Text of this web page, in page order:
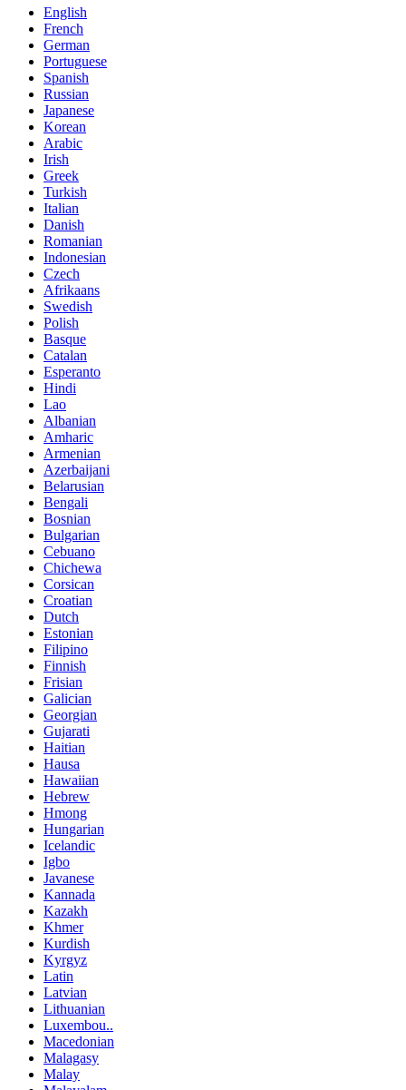
English
French
German
Portuguese
Spanish
Russian
Japanese
Korean
Arabic
Irish
Greek
Turkish
Italian
Danish
Romanian
Indonesian
Czech
Afrikaans
Swedish
Polish
Basque
Catalan
Esperanto
Hindi
Lao
Albanian
Amharic
Armenian
Azerbaijani
Belarusian
Bengali
Bosnian
Bulgarian
Cebuano
Chichewa
Corsican
Croatian
Dutch
Estonian
Filipino
Finnish
Frisian
Galician
Georgian
Gujarati
Haitian
Hausa
Hawaiian
Hebrew
Hmong
Hungarian
Icelandic
Igbo
Javanese
Kannada
Kazakh
Khmer
Kurdish
Kyrgyz
Latin
Latvian
Lithuanian
Luxembou..
Macedonian
Malagasy
Malay